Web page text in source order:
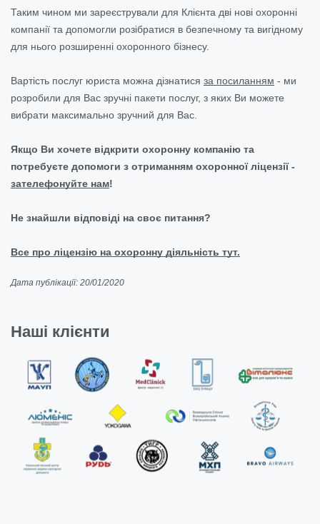
Таким чином ми зареєстрували для Клієнта дві нові охоронні
компанії та допомогли розібратися в безпечному та вигідному
для нього розширенні охоронного бізнесу.
Вартість послуг юриста можна дізнатися за посиланням - ми
розробили для Вас зручні пакети послуг, з яких Ви можете
вибрати максимально зручний для Вас.
Якщо Ви хочете відкрити охоронну компанію та
потребуєте допомоги з отриманням охоронної ліцензії -
зателефонуйте нам!
Не знайшли відповіді на своє питання?
Все про ліцензію на охоронну діяльність тут.
Дата публікації: 20/01/2020
Наші клієнти